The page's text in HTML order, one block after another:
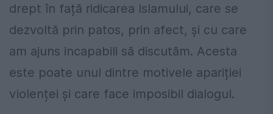
drept în față ridicarea Islamului, care se
dezvoltă prin patos, prin afect, și cu care
am ajuns incapabili să discutăm. Acesta
este poate unul dintre motivele apariției
violenței și care face imposibil dialogul.